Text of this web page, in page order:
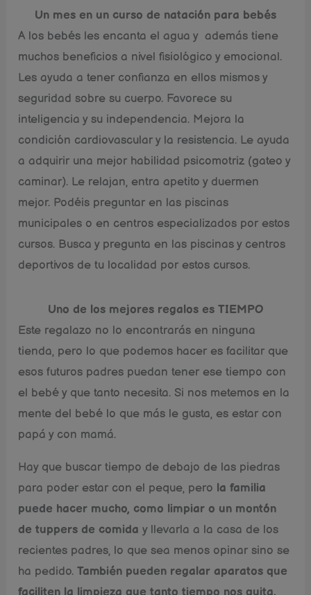
Un mes en un curso de natación para bebés
A los bebés les encanta el agua y además tiene
muchos beneficios a nivel fisiológico y emocional.
Les ayuda a tener confianza en ellos mismos y
seguridad sobre su cuerpo. Favorece su
inteligencia y su independencia. Mejora la
condición cardiovascular y la resistencia. Le ayuda
a adquirir una mejor habilidad psicomotriz (gateo y
caminar). Le relajan, entra apetito y duermen
mejor. Podéis preguntar en las piscinas
municipales o en centros especializados por estos
cursos. Busca y pregunta en las piscinas y centros
deportivos de tu localidad por estos cursos.
Uno de los mejores regalos es TIEMPO
Este regalazo no lo encontrarás en ninguna
tienda, pero lo que podemos hacer es facilitar que
esos futuros padres puedan tener ese tiempo con
el bebé y que tanto necesita. Si nos metemos en la
mente del bebé lo que más le gusta, es estar con
papá y con mamá.
Hay que buscar tiempo de debajo de las piedras
para poder estar con el peque, pero la familia
puede hacer mucho, como limpiar o un montón
de tuppers de comiday llevarla a la casa de los
recientes padres, lo que sea menos opinar sino se
ha pedido.También pueden regalar aparatos que
faciliten la limpieza que tanto tiempo nos quita.